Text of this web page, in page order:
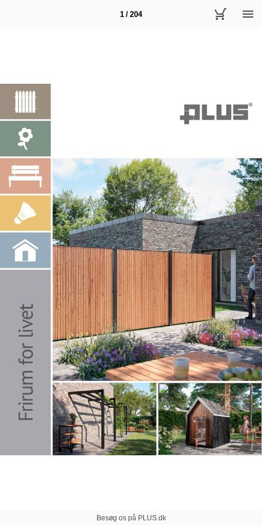
1 / 204
Besøg os på PLUS.dk